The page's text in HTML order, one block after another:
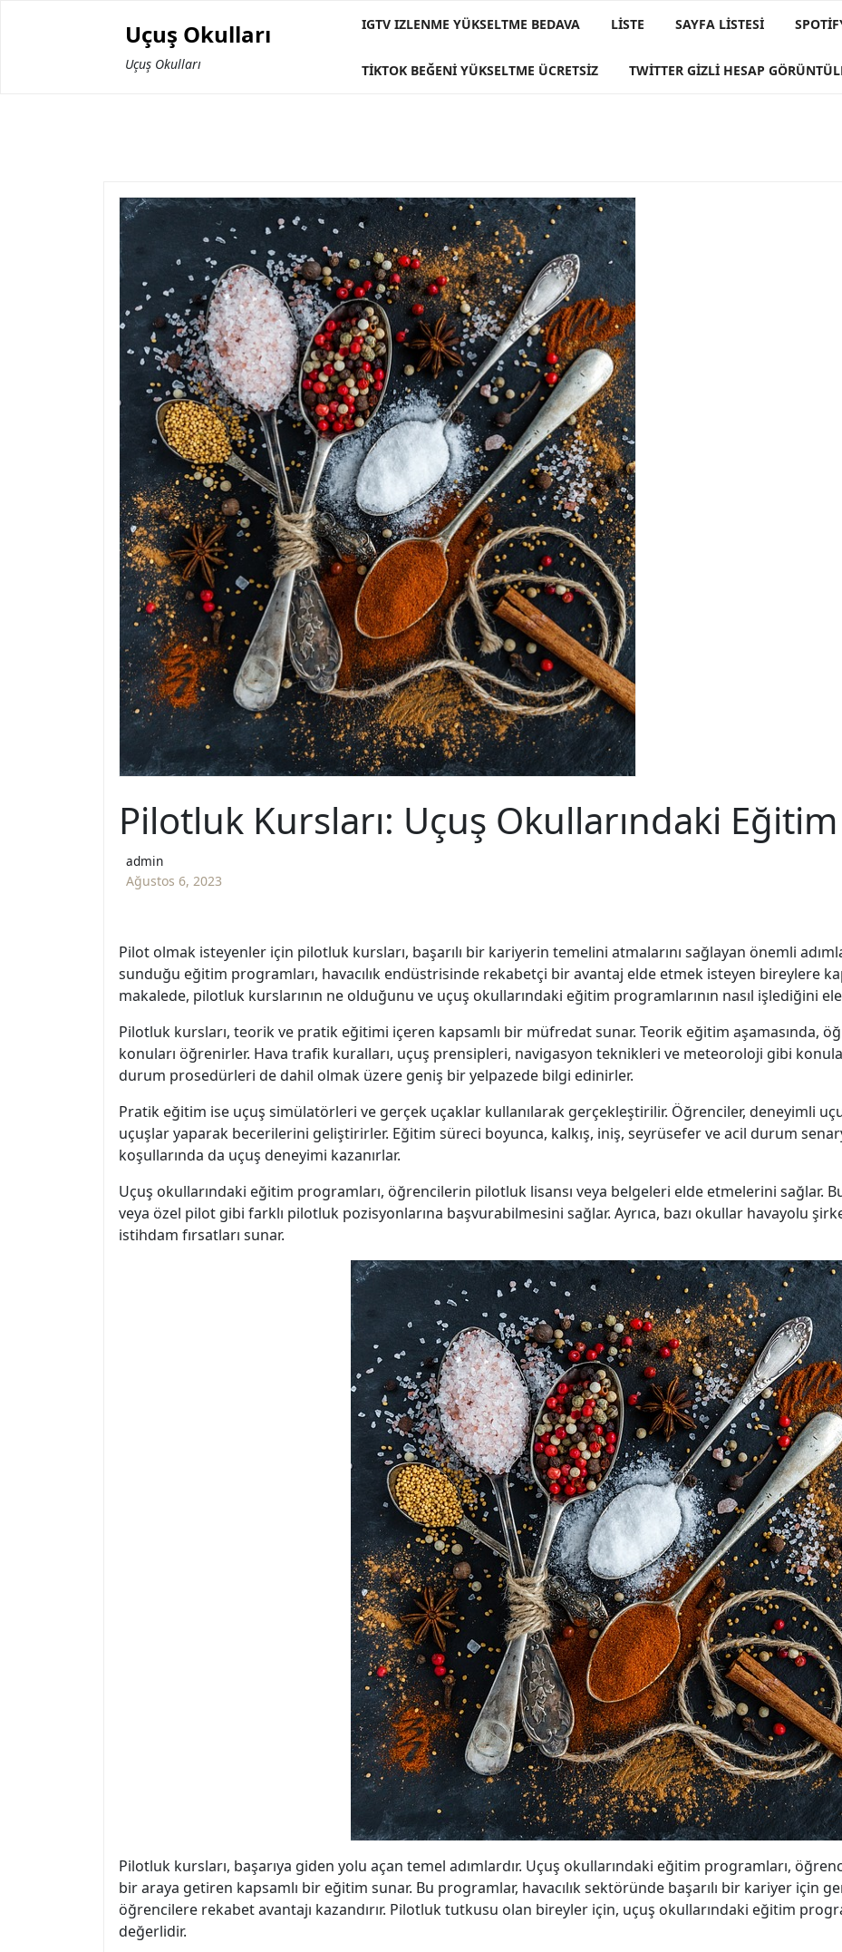
Uçuş Okulları
Uçuş Okulları
IGTV IZLENME YÜKSELTME BEDAVA LISTE SAYFA LISTESI
TIKTOK BEĞENI YÜKSELTME ÜCRETSIZ TWITTER GIZLI HESAP
Pilotluk Kursları: Uçuş Okullarındaki
admin
Ağustos 6, 2023
Pilot olmak isteyenler için pilotluk kursları, başarılı bir kariyerin temelini atmalarını sağlayan önemli
sunduğu eğitim programları, havacılık endüstrisinde rekabetçi bir avantaj elde etmek isteyen bireylere
makalede, pilotluk kurslarının ne olduğunu ve uçuş okullarındaki eğitim programlarının nasıl işlediğini ele
Pilotluk kursları, teorik ve pratik eğitimi içeren kapsamlı bir müfredat sunar. Teorik eğitim aşamasında,
konuları öğrenirler. Hava trafik kuralları, uçuş prensipleri, navigasyon teknikleri ve meteoroloji gibi
durum prosedürleri de dahil olmak üzere geniş bir yelpazede bilgi edinirler.
Pratik eğitim ise uçuş simülatörleri ve gerçek uçaklar kullanılarak gerçekleştirilir. Öğrenciler, deneyimli
uçuşlar yaparak becerilerini geliştirirler. Eğitim süreci boyunca, kalkış, iniş, seyrüsefer ve acil durum
koşullarında da uçuş deneyimi kazanırlar.
Uçuş okullarındaki eğitim programları, öğrencilerin pilotluk lisansı veya belgeleri elde etmelerini sağlar.
veya özel pilot gibi farklı pilotluk pozisyonlarına başvurabilmesini sağlar. Ayrıca, bazı okullar havayolu
istihdam fırsatları sunar.
Pilotluk kursları, başarıya giden yolu açan temel adımlardır. Uçuş okullarındaki eğitim programları,
bir araya getiren kapsamlı bir eğitim sunar. Bu programlar, havacılık sektöründe başarılı bir kariyer için
öğrencilere rekabet avantajı kazandırır. Pilotluk tutkusu olan bireyler için, uçuş okullarındaki eğitim
değerlidir.